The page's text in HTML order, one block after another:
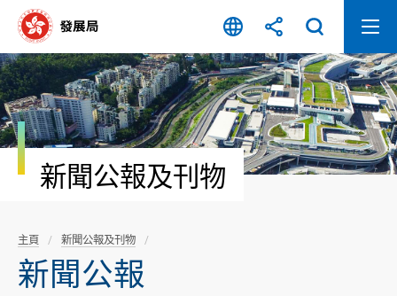
容
開
始
新聞公報及刊物
主頁 新聞公報及刊物
新聞公報